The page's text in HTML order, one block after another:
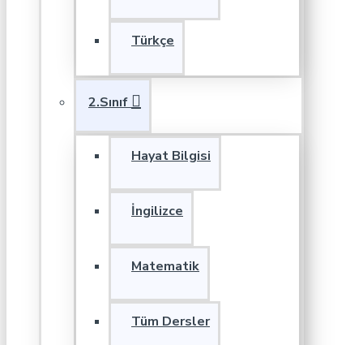
Türkçe
2.Sınıf
Hayat Bilgisi
İngilizce
Matematik
Tüm Dersler